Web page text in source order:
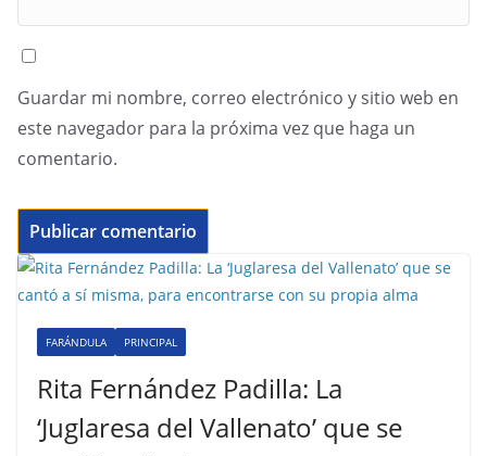
Guardar mi nombre, correo electrónico y sitio web en
este navegador para la próxima vez que haga un
comentario.
FARÁNDULA PRINCIPAL
Rita Fernández Padilla: La
‘Juglaresa del Vallenato’ que se